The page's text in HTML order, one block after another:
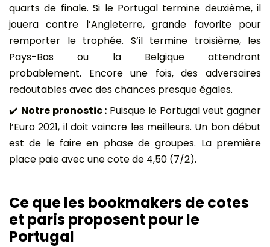
quarts de finale. Si le Portugal termine deuxième, il
jouera contre l’Angleterre, grande favorite pour
remporter le trophée. S’il termine troisième, les
Pays-Bas ou la Belgique attendront
probablement. Encore une fois, des adversaires
redoutables avec des chances presque égales.
✔️ Notre pronostic : Puisque le Portugal veut gagner
l’Euro 2021, il doit vaincre les meilleurs. Un bon début
est de le faire en phase de groupes. La première
place paie avec une cote de 4,50 (7/2).
Ce que les bookmakers de cotes
et paris proposent pour le
Portugal